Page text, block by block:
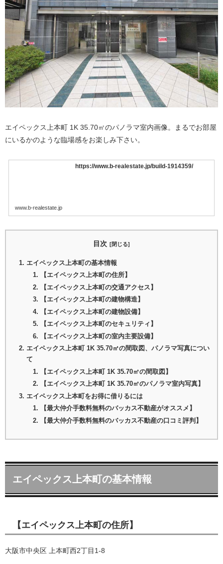
エイペックス上本町 1K 35.70㎡のパノラマ室内画像。まるでお部屋
にいるかのような臨場感をお楽しみ下さい。
https://www.b-realestate.jp/build-1914359/
www.b-realestate.jp
目次
エイペックス上本町の基本情報
【エイペックス上本町の住所】
【エイペックス上本町の交通アクセス】
【エイペックス上本町の建物構造】
【エイペックス上本町の建物設備】
【エイペックス上本町のセキュリティ】
【エイペックス上本町の室内主要設備】
エイペックス上本町 1K 35.70㎡の間取図、パノラマ写真につい
て
【エイペックス上本町 1K 35.70㎡の間取図】
【エイペックス上本町 1K 35.70㎡のパノラマ室内写真】
エイペックス上本町をお得に借りるには
【最大仲介手数料無料のバッカス不動産がオススメ】
【最大仲介手数料無料のバッカス不動産の口コミ評判】
エイペックス上本町の基本情報
【エイペックス上本町の住所】
大阪市中央区 上本町西2丁目1-8